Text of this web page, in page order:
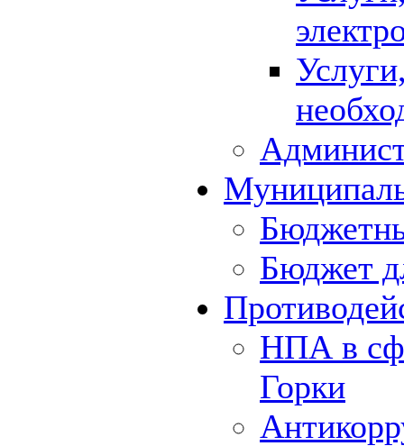
Бюджет
НПА в
Горки